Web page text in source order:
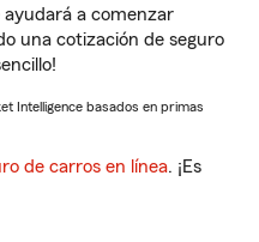
ayudará a comenzar
una cotización de seguro
Intelligence basados en primas
de carros en línea. ¡Es